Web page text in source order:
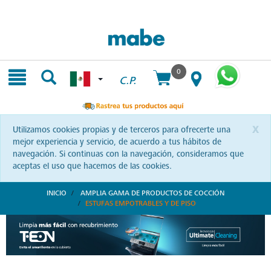
C.P.
0
x
Utilizamos cookies propias y de terceros para ofrecerte una
mejor experiencia y servicio, de acuerdo a tus hábitos de
navegación. Si continuas con la navegación, consideramos que
aceptas el uso que hacemos de las cookies.
INICIO
AMPLIA GAMA DE PRODUCTOS DE COCCIÓN
ESTUFAS EMPOTRABLES Y DE PISO